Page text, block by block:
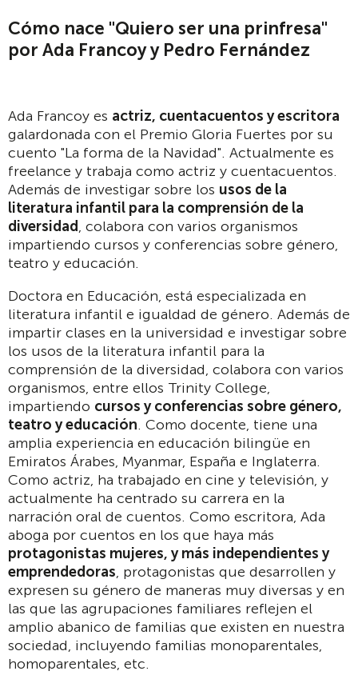
Cómo nace "Quiero ser una prinfresa"
por Ada Francoy y Pedro Fernández
Ada Francoy es actriz, cuentacuentos y escritora
galardonada con el Premio Gloria Fuertes por su
cuento "La forma de la Navidad". Actualmente es
freelance y trabaja como actriz y cuentacuentos.
Además de investigar sobre los usos de la
literatura infantil para la comprensión de la
diversidad, colabora con varios organismos
impartiendo cursos y conferencias sobre género,
teatro y educación.
Doctora en Educación, está especializada en
literatura infantil e igualdad de género. Además de
impartir clases en la universidad e investigar sobre
los usos de la literatura infantil para la
comprensión de la diversidad, colabora con varios
organismos, entre ellos Trinity College,
impartiendo cursos y conferencias sobre género,
teatro y educación. Como docente, tiene una
amplia experiencia en educación bilingüe en
Emiratos Árabes, Myanmar, España e Inglaterra.
Como actriz, ha trabajado en cine y televisión, y
actualmente ha centrado su carrera en la
narración oral de cuentos. Como escritora, Ada
aboga por cuentos en los que haya más
protagonistas mujeres, y más independientes y
emprendedoras, protagonistas que desarrollen y
expresen su género de maneras muy diversas y en
las que las agrupaciones familiares reflejen el
amplio abanico de familias que existen en nuestra
sociedad, incluyendo familias monoparentales,
homoparentales, etc.